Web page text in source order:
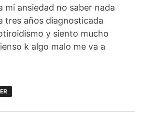
mi ansiedad no saber nada
tres años diagnosticada
y siento mucho
k algo malo me va a